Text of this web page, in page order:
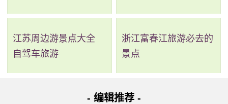
江苏周边游景点大全
自驾车旅游
浙江富春江旅游必去的
景点
- 编辑推荐 -